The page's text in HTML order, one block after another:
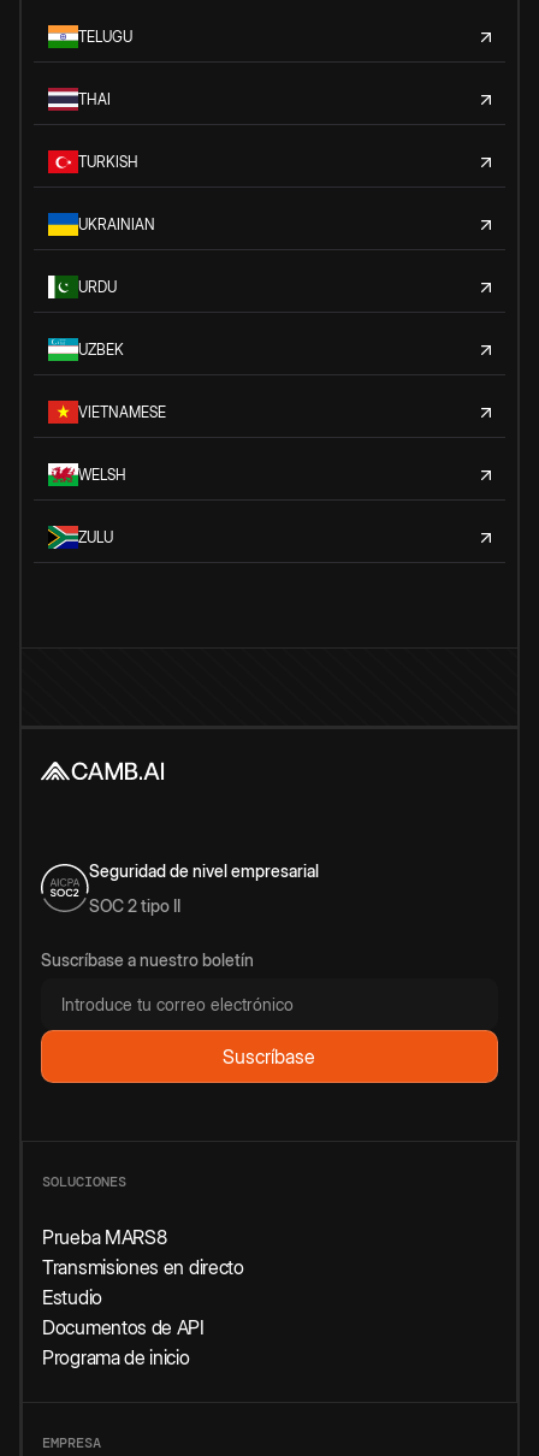
TELUGU
THAI
TURKISH
UKRAINIAN
URDU
UZBEK
VIETNAMESE
WELSH
ZULU
Seguridad de nivel empresarial
SOC 2 tipo II
Suscríbase a nuestro boletín
SOLUCIONES
Prueba MARS8
Transmisiones en directo
Estudio
Documentos de API
Programa de inicio
EMPRESA